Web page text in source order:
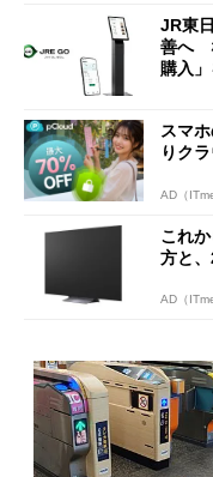
JR東
善へ
購入」
スマ
りク
AD（
これ
方と
AD（